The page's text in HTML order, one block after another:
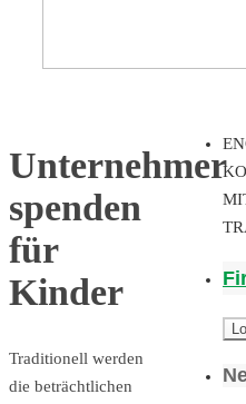
Unternehmer
spenden
für
Kinder
Traditionell werden
die beträchtlichen